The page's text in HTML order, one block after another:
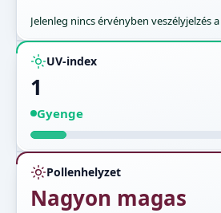
Jelenleg nincs érvényben veszélyjelzés
UV-index
1
Gyenge
Pollenhelyzet
Nagyon magas